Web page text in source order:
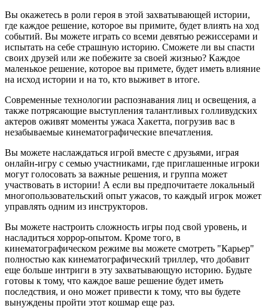
Вы окажетесь в роли героя в этой захватывающей истории,
где каждое решение, которое вы примите, будет влиять на ход
событий. Вы можете играть со всеми девятью режиссерами и
испытать на себе страшную историю. Сможете ли вы спасти
своих друзей или же побежите за своей жизнью? Каждое
маленькое решение, которое вы примете, будет иметь влияние
на исход истории и на то, кто выживет в итоге.
Современные технологии распознавания лиц и освещения, а
также потрясающие выступления талантливых голливудских
актеров оживят моменты ужаса Хакетта, погрузив вас в
незабываемые кинематографические впечатления.
Вы можете наслаждаться игрой вместе с друзьями, играя
онлайн-игру с семью участниками, где приглашенные игроки
могут голосовать за важные решения, и группа может
участвовать в истории! А если вы предпочитаете локальный
многопользовательский опыт ужасов, то каждый игрок может
управлять одним из инструкторов.
Вы можете настроить сложность игры под свой уровень, и
насладиться хоррор-опытом. Кроме того, в
кинематографическом режиме вы можете смотреть "Карьер"
полностью как кинематографический триллер, что добавит
еще больше интриги в эту захватывающую историю. Будьте
готовы к тому, что каждое ваше решение будет иметь
последствия, и оно может привести к тому, что вы будете
вынуждены пройти этот кошмар еще раз.